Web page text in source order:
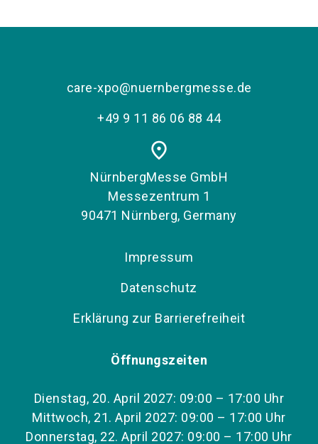
care-xpo@nuernbergmesse.de
+49 9 11 86 06 88 44
place
NürnbergMesse GmbH
Messezentrum 1
90471 Nürnberg, Germany
Impressum
Datenschutz
Erklärung zur Barrierefreiheit
Öffnungszeiten
Dienstag, 20. April 2027: 09:00 – 17:00 Uhr
Mittwoch, 21. April 2027: 09:00 – 17:00 Uhr
Donnerstag, 22. April 2027: 09:00 – 17:00 Uhr